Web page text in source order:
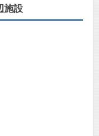
施設